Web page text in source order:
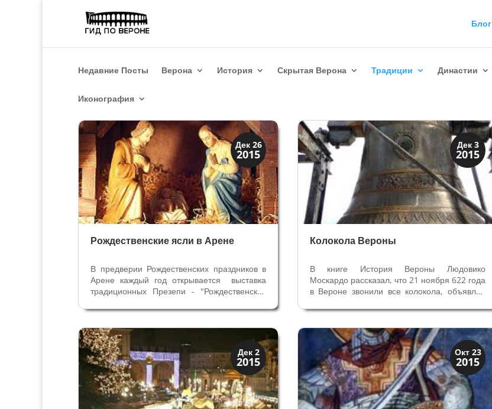
Блог
Недавние Посты Верона История Скрытая Верона Традиции Династии
Иконография
Дек 26
2015
Праздники и легенды
Традиции
Рождественские ясли в Арене
В предверии Рождественских праздников в
Арене каждый год открывается выставка
традиционных Презепи - "Рождественских
макетов из разных городов и Музеев
Италии. Современные ёлки пришли в
итальянские дома только к 70-м годам...
Дек 2
2015
Праздники и легенды
Традиции
Дек 3
2015
Мода и ремесла
Традиции
Колокола Вероны
В книге История Вероны Людовико
Москардо рассказал, что 21 ноября 622 года
в Вероне звонили все колокола, объявляя
который был почитаем и уважаем всеми
верующими. К этой эпохе относится
«грозовой» колокол Дель Фигар , который...
Окт 23
2015
Святые и реликвии
Традиции